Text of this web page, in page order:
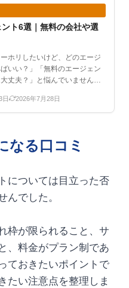
ト6選｜無料の会社や選
ーホリしたいけど、どのエージ
いい？」「無料のエージェン
丈夫？」と悩んでいません
日 2026年7月28日
なる口コミ
については目立った否
んでした。
枠が限られること、サ
、料金がプラン制であ
ておきたいポイントで
たい注意点を整理しま